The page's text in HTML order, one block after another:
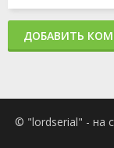
ДОБАВИТЬ
© "lordserial" - на